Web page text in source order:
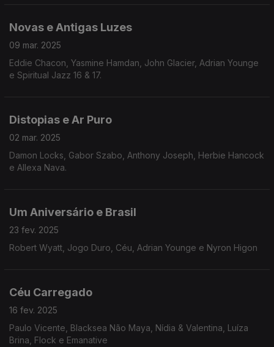
Novas e Antigas Luzes
09 mar. 2025
Eddie Chacon, Yasmine Hamdan, John Glacier, Adrian Younge
e Spiritual Jazz 16 & 17.
Distopias e Ar Puro
02 mar. 2025
Damon Locks, Gabor Szabo, Anthony Joseph, Herbie Hancock
e Allexa Nava.
Um Aniversário e Brasil
23 fev. 2025
Robert Wyatt, Jogo Duro, Céu, Adrian Younge e Nyron Higon
Céu Carregado
16 fev. 2025
Paulo Vicente, Blacksea Não Maya, Nídia & Valentina, Luíza
Brina, Flock e Emanative